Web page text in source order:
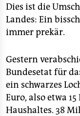
verlag
veranstaltungen
fragen & hilfe
unterstützen
abo
Dies ist die
Landes: Ein
immer prekär.
Gestern
Bundesetat für
ein schwarzes
Euro, also etwa
Haushaltes. 38